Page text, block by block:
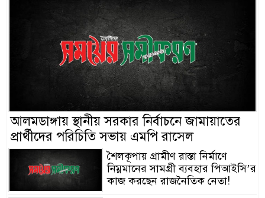
আলমডাঙ্গায় স্থানীয় সরকার নির্বাচনে জামায়াতের
প্রার্থীদের পরিচিতি সভায় এমপি রাসেল
শৈলকূপায় গ্রামীণ রাস্তা নির্মাণে
নিম্নমানের সামগ্রী ব্যবহার পিআইসি’র
কাজ করছেন রাজনৈতিক নেতা!